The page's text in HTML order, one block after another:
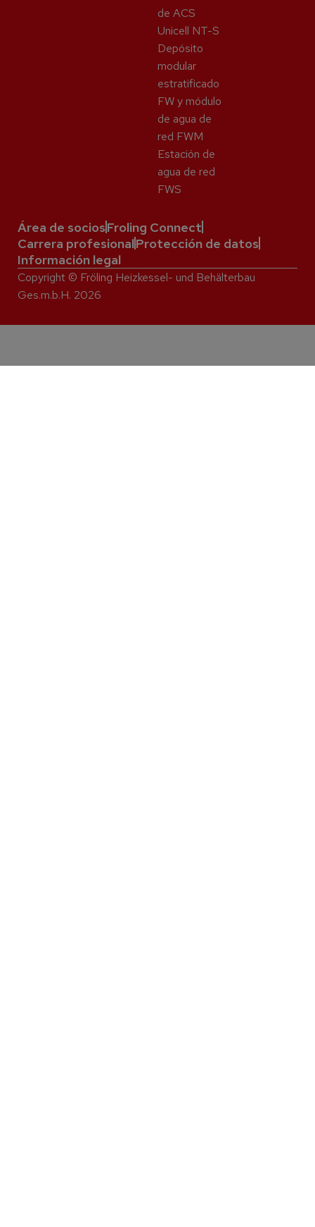
de ACS
Unicell NT-S
Depósito
modular
estratificado
FW y módulo
de agua de
red FWM
Estación de
agua de red
FWS
Área de sociosFroling Connect
Carrera profesionalProtección de datos
Información legal
Copyright © Fröling Heizkessel- und Behälterbau
Ges.m.b.H. 2026